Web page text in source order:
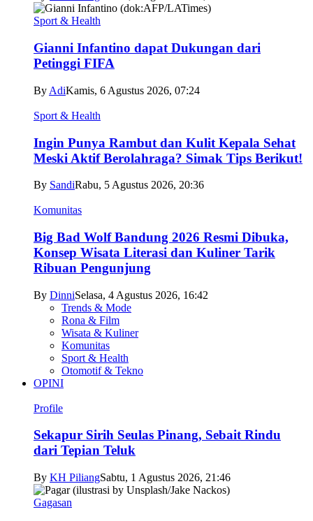
Sport & Health
Gianni Infantino dapat Dukungan dari
Petinggi FIFA
By AdiKamis, 6 Agustus 2026, 07:24
Sport & Health
Ingin Punya Rambut dan Kulit Kepala Sehat
Meski Aktif Berolahraga? Simak Tips Berikut!
By SandiRabu, 5 Agustus 2026, 20:36
Komunitas
Big Bad Wolf Bandung 2026 Resmi Dibuka,
Konsep Wisata Literasi dan Kuliner Tarik
Ribuan Pengunjung
By DinniSelasa, 4 Agustus 2026, 16:42
Trends & Mode
Rona & Film
Wisata & Kuliner
Komunitas
Sport & Health
Otomotif & Tekno
OPINI
Profile
Sekapur Sirih Seulas Pinang, Sebait Rindu
dari Tepian Teluk
By KH PiliangSabtu, 1 Agustus 2026, 21:46
Gagasan